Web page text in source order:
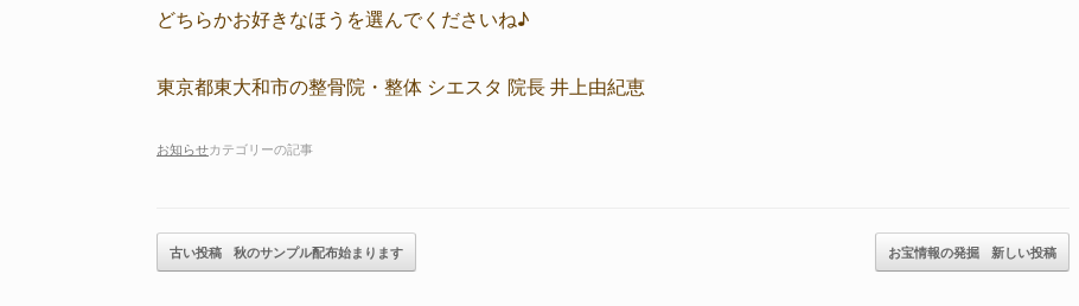
どちらかお好きなほうを選んでくださいね♪
東京都東大和市の整骨院・整体 シエスタ 院長 井上由紀恵
お知らせカテゴリーの記事
記事のナビゲーション
古い投稿 秋のサンプル配布始まります お宝情報の発掘 新しい投稿